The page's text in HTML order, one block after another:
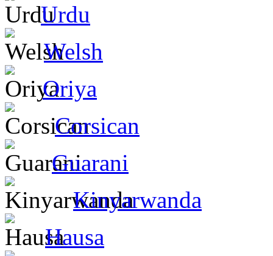
Urdu
Welsh
Oriya
Corsican
Guarani
Kinyarwanda
Hausa